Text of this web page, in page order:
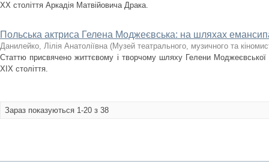
ХХ століття Аркадія Матвійовича Драка.
Польська актриса Гелена Моджеєвська: на шляхах
Данилейко, Лілія Анатоліївна (Музей театрального, музичного та
Статтю присвячено життєвому і творчому шляху Гелени Моджеєвської
ХIХ століття.
Зараз показуються 1-20 з 38